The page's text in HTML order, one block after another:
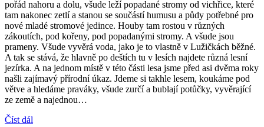
pořád nahoru a dolu, všude leží popadané stromy od vichřice, které
tam nakonec zetlí a stanou se součástí humusu a půdy potřebné pro
nové mladé stromové jedince. Houby tam rostou v různých
zákoutích, pod kořeny, pod popadanými stromy. A všude jsou
prameny. Všude vyvěrá voda, jako je to vlastně v Lužičkách běžné.
A tak se stává, že hlavně po deštích tu v lesích najdete různá lesní
jezírka. A na jednom místě v této části lesa jsme před asi dvěma roky
našli zajímavý přírodní úkaz. Jdeme si takhle lesem, koukáme pod
větve a hledáme praváky, všude zurčí a bublají potůčky, vyvěrající
ze země a najednou…
Číst dál